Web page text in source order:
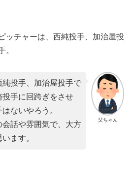
ッチャーは、西純投手、加治屋投
。
父ちゃん
投手、加治屋投手で
手に回跨ぎをさせ
ないやろう。
話や雰囲気で、大方
ます。